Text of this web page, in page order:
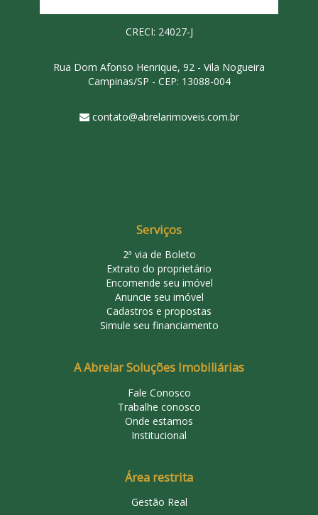
CRECI: 24027-J
Rua Dom Afonso Henrique, 92 - Vila Nogueira
Campinas/SP - CEP: 13088-004
contato@abrelarimoveis.com.br
Serviços
2ª via de Boleto
Extrato do proprietário
Encomende seu imóvel
Anuncie seu imóvel
Cadastros e propostas
Simule seu financiamento
A Abrelar Soluções Imobiliárias
Fale Conosco
Trabalhe conosco
Onde estamos
Institucional
Área restrita
Gestão Real